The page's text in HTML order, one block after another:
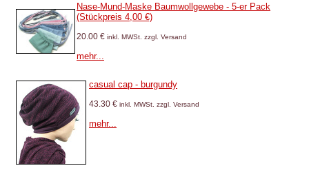
Nase-Mund-Maske Baumwollgewebe - 5-er Pack
(Stückpreis 4,00 €)
20.00 € inkl. MWSt. zzgl. Versand
mehr...
casual cap - burgundy
43.30 € inkl. MWSt. zzgl. Versand
mehr...